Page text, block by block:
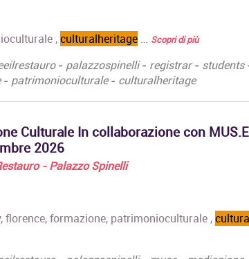
,culturalheritage … Scopri di più
- palazzospinelli- registrar- students
- patrimonioculturale- culturalheritage
Culturale In collaborazione con
2026
- Palazzo Spinelli
florence, formazione, patrimonioculturale ,
Corso avanzato di
tecnica e
interpretazione teatrale
Open badge digitale e
Attestato di
partecipazione
Cattoloca…
Corso Online di
Registrar di Opere d'Arte
approfondita dei